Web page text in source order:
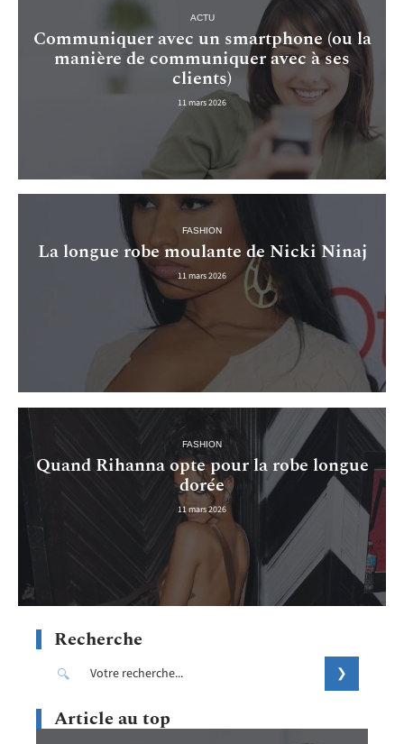
ACTU
Communiquer avec un smartphone (ou la
manière de communiquer avec à ses
clients)
11 mars 2026
FASHION
La longue robe moulante de Nicki Ninaj
11 mars 2026
FASHION
Quand Rihanna opte pour la robe longue
dorée
11 mars 2026
Recherche
Article au top